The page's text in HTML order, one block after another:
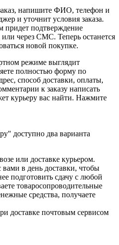
напишите ФИО, телефон и
и уточнит условия заказа.
придет подтверждение
через СМС. Теперь останется
новой покупке.
режиме выглядит
полностью форму по
способ доставки, оплаты,
к заказу написать
курьеру вас найти. Нажмите
доступно два варианта
или доставке курьером.
вами в день доставки, чтобы
подготовить сдачу с любой
товаросопроводительные
средства, получаете
доставке почтовым сервисом